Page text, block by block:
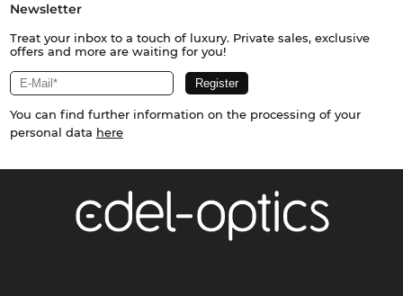
Newsletter
Treat your inbox to a touch of luxury. Private sales, exclusive
offers and more are waiting for you!
You can find further information on the processing of your
personal data here